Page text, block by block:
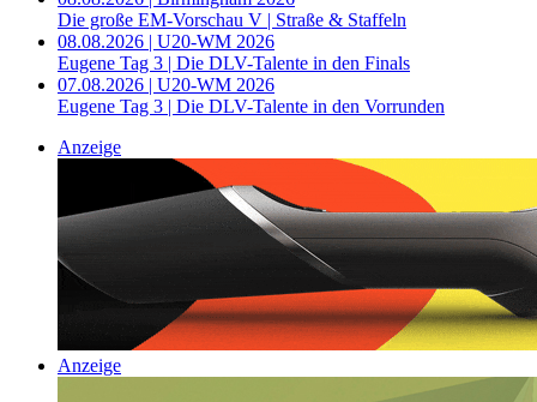
Die große EM-Vorschau V | Straße & Staffeln
08.08.2026 | U20-WM 2026
Eugene Tag 3 | Die DLV-Talente in den Finals
07.08.2026 | U20-WM 2026
Eugene Tag 3 | Die DLV-Talente in den Vorrunden
Anzeige
Anzeige